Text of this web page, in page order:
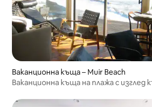
Ваканционна къща – Muir Beach
Ваканционна къща на плажа с изглед